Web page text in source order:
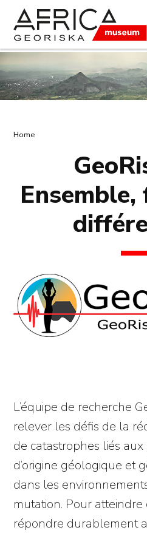
main
content
search
Breadcrumb
Home
L’équipe de recherche
relever les défis de la
de catastrophes liés
d’origine géologique et
dans les
mutation. Pour atteindre
répondre durablement